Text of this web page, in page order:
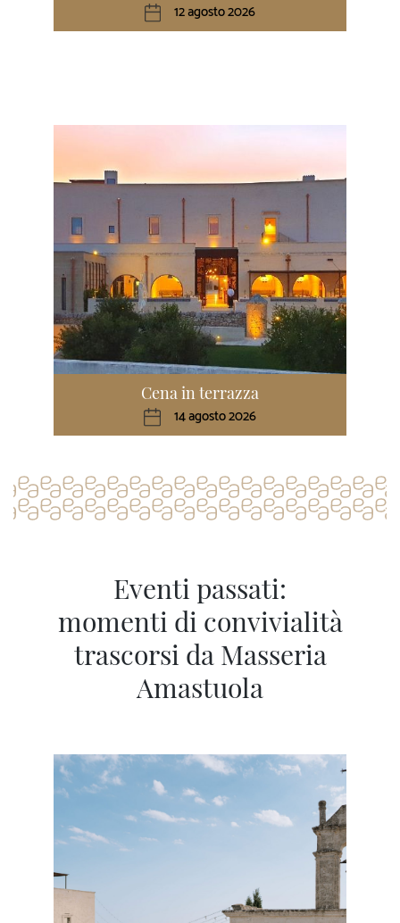
12 agosto 2026
Cena in terrazza
14 agosto 2026
Eventi passati:
momenti di convivialità
trascorsi da Masseria
Amastuola